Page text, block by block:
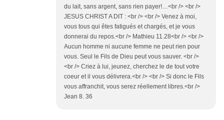
du lait, sans argent, sans rien payer!…<br /> <br />
JESUS CHRIST A DIT : <br /> <br /> Venez à moi,
vous tous qui êtes fatigués et chargés, et je vous
donnerai du repos.<br /> Mathieu 11.28<br /> <br />
Aucun homme ni aucune femme ne peut rien pour
vous. Seul le Fils de Dieu peut vous sauver. <br />
<br /> Criez à lui, jeunez, cherchez le de tout votre
coeur et il vous délivrera.<br /> <br /> Si donc le Fils
vous affranchit, vous serez réellement libres.<br />
Jean 8. 36